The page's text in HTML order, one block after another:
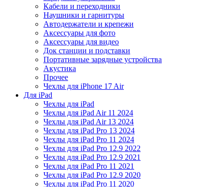
Кабели и переходники
Наушники и гарнитуры
Автодержатели и крепежи
Аксессуары для фото
Аксессуары для видео
Док станции и подставки
Портативные зарядные устройства
Акустика
Прочее
Чехлы для iPhone 17 Air
Для iPad
Чехлы для iPad
Чехлы для iPad Air 11 2024
Чехлы для iPad Air 13 2024
Чехлы для iPad Pro 13 2024
Чехлы для iPad Pro 11 2024
Чехлы для iPad Pro 12.9 2022
Чехлы для iPad Pro 12.9 2021
Чехлы для iPad Pro 11 2021
Чехлы для iPad Pro 12.9 2020
Чехлы для iPad Pro 11 2020